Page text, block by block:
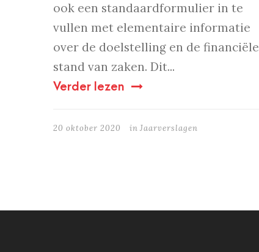
ook een standaardformulier in te
vullen met elementaire informatie
over de doelstelling en de financiële
stand van zaken. Dit...
Verder lezen
20 oktober 2020 in Jaarverslagen